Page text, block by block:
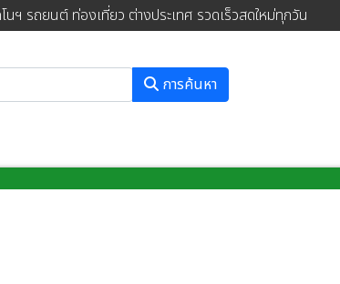
รถยนต์ ท่องเที่ยว ต่างประเทศ รวดเร็วสดใหม่ทุกวัน
การค้นหา